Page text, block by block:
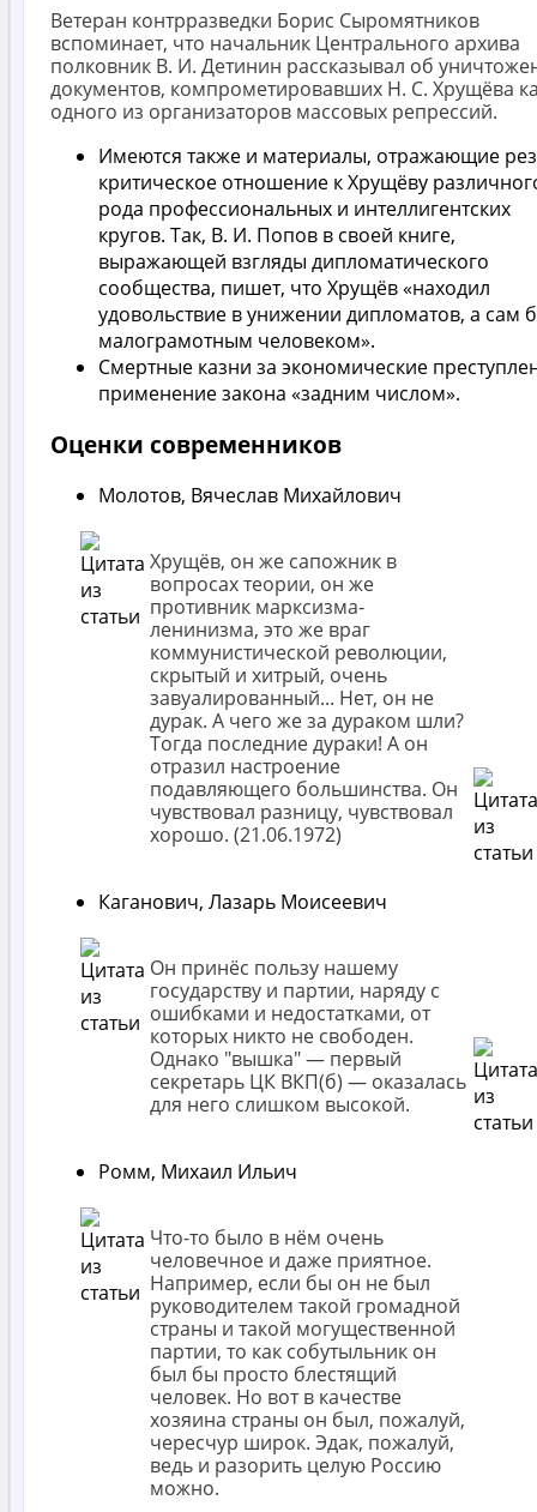
Ветеран контрразведки Борис Сыромятников
вспоминает, что начальник Центрального архива
полковник В. И. Детинин рассказывал об
документов, компрометировавших Н. С. Хрущёва
одного из организаторов массовых репрессий.
Имеются также и материалы, отражающие
критическое отношение к Хрущёву
рода профессиональных и интеллигентских
кругов. Так, В. И. Попов в своей книге,
выражающей взгляды дипломатического
сообщества, пишет, что Хрущёв «находил
удовольствие в унижении дипломатов, а сам
малограмотным человеком».
Смертные казни за экономические
применение закона «задним числом».
Оценки современников
Молотов, Вячеслав Михайлович
Хрущёв, он же сапожник в
вопросах теории, он же
противник марксизма-
ленинизма, это же враг
коммунистической революции,
скрытый и хитрый, очень
завуалированный... Нет, он не
дурак. А чего же за дураком шли?
Тогда последние дураки! А он
отразил настроение
подавляющего большинства. Он
чувствовал разницу, чувствовал
хорошо. (21.06.1972)
Каганович, Лазарь Моисеевич
Он принёс пользу нашему
государству и партии, наряду с
ошибками и недостатками, от
которых никто не свободен.
Однако "вышка" — первый
секретарь ЦК ВКП(б) — оказалась
для него слишком высокой.
Ромм, Михаил Ильич
Что-то было в нём очень
человечное и даже приятное.
Например, если бы он не был
руководителем такой громадной
страны и такой могущественной
партии, то как собутыльник он
был бы просто блестящий
человек. Но вот в качестве
хозяина страны он был, пожалуй,
чересчур широк. Эдак, пожалуй,
ведь и разорить целую Россию
можно.